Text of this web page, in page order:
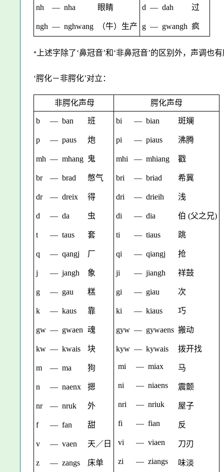
nh — nha 眼睛 d — dah 过
ngh — nghwang （牛）生产 g — gwangh 疯
* 上述字除了‘鼻冠音’和‘非鼻冠音’的区别外，声调也
‘腭化－非腭化’对立：
非腭化声母 腭化声母
b — ban 班 bi — bian 斑斓
p — paus 炮 pi — piaus 沸腾
mh — mhang 鬼 mhi — mhiang 戳
br — brad 憋气 bri — briad 希冀
dr — dreix 得 dri — drieih 浅
d — da 虫 di — dia 伯 (父之兄)
t — taus 套 ti — tiaus 跳
q — qangj 厂 qi — qiangj 抢
j — jangh 象 ji — jiangh 祥鼓
g — gau 糕 gi — giau 次
k — kaus 靠 ki — kiaus 巧
gw — gwaen 魂 gyw — gywaens 搬动
kw — kwais 块 kyw — kywais 拨开找
m — ma 狗 mi — miax 马
n — naenx 摁 ni — niaens 震颤
nr — nruk 外 nri — nriuk 屋子
f — fan 甜 fi — fian 反
v — vaen 天／日 vi — viaen 刀刃
z — zangs 床单 zi — ziangs 味淡